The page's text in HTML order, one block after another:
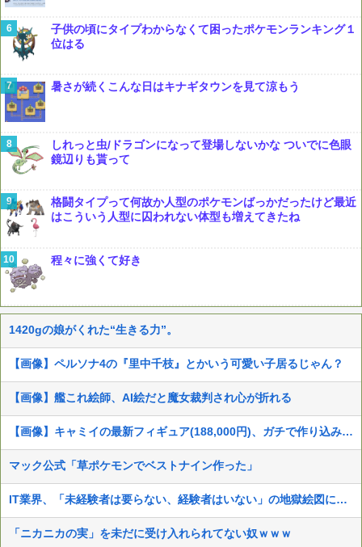
子供の頃にタイプわからなくて困ったポケモンランキング１
位はる
暑さが続くこんな日はキナギタウンを見て涼もう
しれっと虫/ドラゴンになって登場しないかな ついでに色眼
鏡辺りも貰って
格闘タイプって何故か人型のポケモンばっかだったけど最近
はこういう人型に囚われない体型も増えてきたね
程々に強くて好き
1420gの娘がくれた“生きる力”。
【画像】ペルソナ4の『里中千枝』とかいう可愛い子居るじゃん？
【画像】艦これ絵師、AI絵だと魔女裁判され心が折れる
【画像】キャミイの最新フィギュア(188,000円)、ガチで作り込みがエグすぎる
マック公式「草ポケモンでベストナイン作った」
IT業界、「未経験者は要らない、経験者はいない」の地獄絵図にwww
「ニカニカの実」を未だに受け入れられてない奴ｗｗｗ